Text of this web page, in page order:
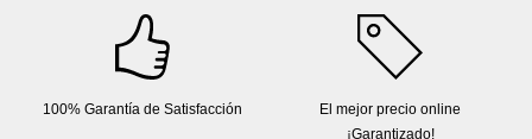
100% Garantía de Satisfacción
El mejor precio online
¡Garantizado!